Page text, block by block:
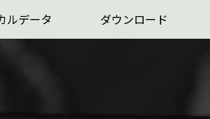
ルデータ ダウンロード